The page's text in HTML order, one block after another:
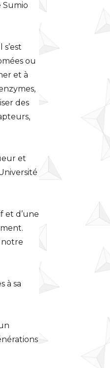
Sumio
ou
et à
des
et
et d’une
notre
à sa